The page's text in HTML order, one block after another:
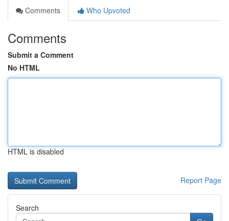
Comments
Who Upvoted
Comments
Submit a Comment
No HTML
HTML is disabled
Report Page
Search